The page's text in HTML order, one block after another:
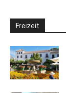
Freizeit